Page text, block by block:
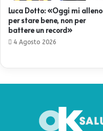
Luca Dotto: «Oggi mi alleno
per stare bene, non per
battere un record»
4 Agosto 2026